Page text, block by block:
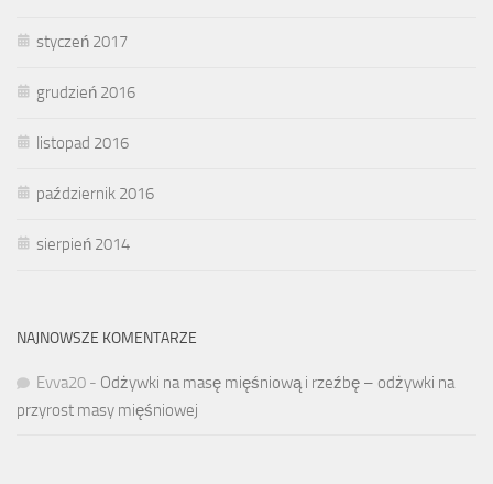
styczeń 2017
grudzień 2016
listopad 2016
październik 2016
sierpień 2014
NAJNOWSZE KOMENTARZE
Evva20 - Odżywki na masę mięśniową i rzeźbę – odżywki na
przyrost masy mięśniowej